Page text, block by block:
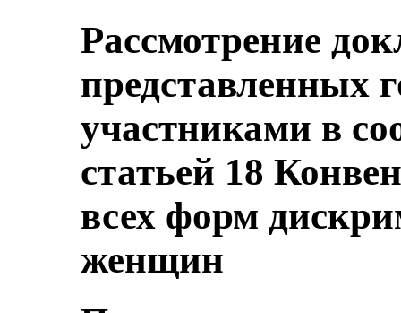
Рассмотрение
представленных
участниками в
статьей 18
всех форм
женщин